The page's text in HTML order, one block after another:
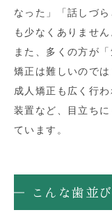
なった」「話しづ
も少なくありません
また、多くの方が
矯正は難しいので
成人矯正も広く行
装置など、目立ち
ています。
こんな歯並